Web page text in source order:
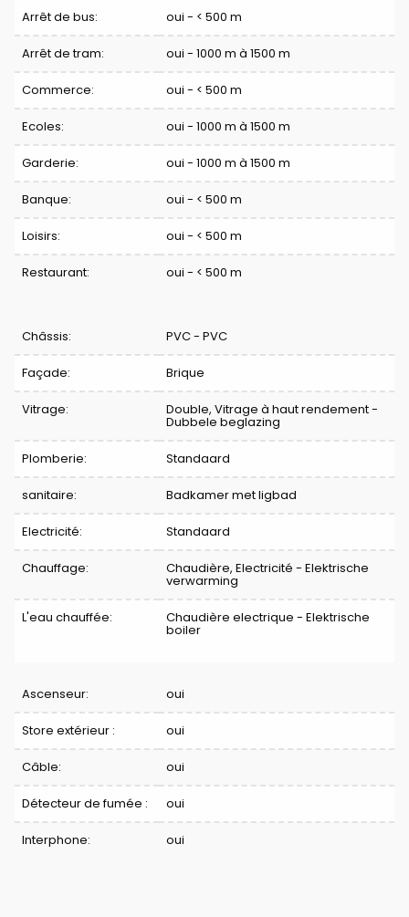
Arrêt de bus: oui - < 500 m
Arrêt de tram: oui - 1000 m à 1500 m
Commerce: oui - < 500 m
Ecoles: oui - 1000 m à 1500 m
Garderie: oui - 1000 m à 1500 m
Banque: oui - < 500 m
Loisirs: oui - < 500 m
Restaurant: oui - < 500 m
Châssis: PVC - PVC
Façade: Brique
Vitrage: Double, Vitrage à haut rendement -
Dubbele beglazing
Plomberie: Standaard
sanitaire: Badkamer met ligbad
Electricité: Standaard
Chauffage: Chaudière, Electricité - Elektrische
verwarming
L'eau chauffée: Chaudière electrique - Elektrische
boiler
Ascenseur: oui
Store extérieur : oui
Câble: oui
Détecteur de fumée : oui
Interphone: oui